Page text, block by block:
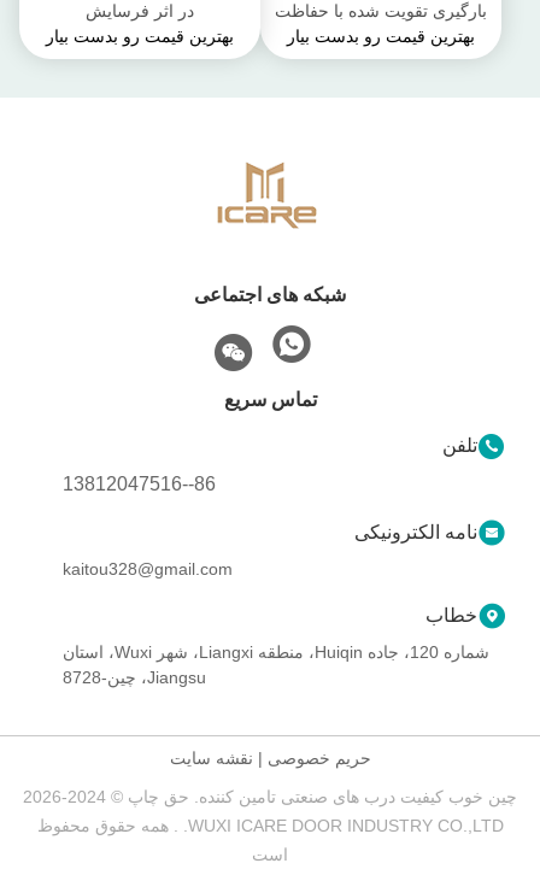
بارگیری تقویت شده با حفاظت
از آب و هوا با قوس فولاد HDG
بهترین قیمت رو بدست بیار
در اثر فرسایش
بهترین قیمت رو بدست بیار
شبکه های اجتماعی
تماس سریع
تلفن
86--13812047516
نامه الکترونیکی
kaitou328@gmail.com
خطاب
شماره 120، جاده Huiqin، منطقه Liangxi، شهر Wuxi، استان
Jiangsu، چین-8728
حریم خصوصی |نقشه سایت
چین خوب کیفیت درب های صنعتی تامین کننده. حق چاپ © 2024-2026
WUXI ICARE DOOR INDUSTRY CO.,LTD. . همه حقوق محفوظ
است